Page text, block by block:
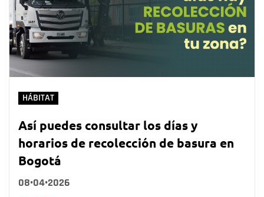
HÁBITAT
Así puedes consultar los días y
horarios de recolección de basura en
Bogotá
08•04•2026